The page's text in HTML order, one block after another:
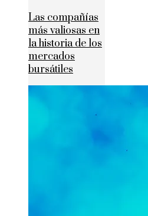
Las compañías
más valiosas en
la historia de los
mercados
bursátiles